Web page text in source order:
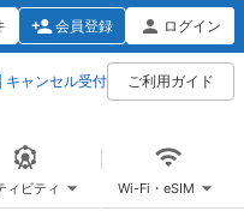
キャンセル受付 ご利用ガイド
ィビティ Wi-Fi・eSIM
会員登録 ログイン